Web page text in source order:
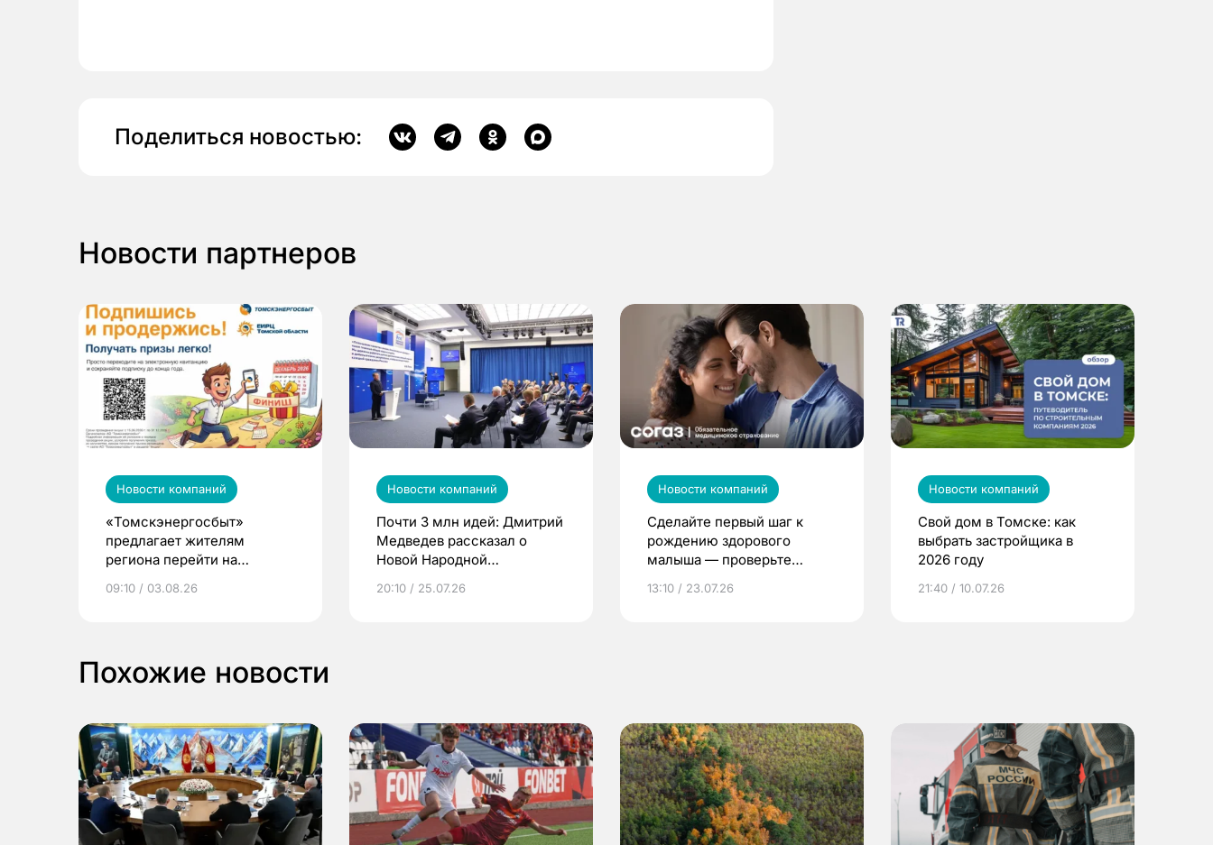
Поделиться новостью:
Новости партнеров
Новости компаний
«Томскэнергосбыт»
предлагает жителям
региона перейти на
выиграть призы
09:10 / 03.08.26
Новости компаний
Почти 3 млн идей: Дмитрий
Медведев рассказал о
Новой Народной
20:10 / 25.07.26
Новости компаний
Сделайте первый шаг к
рождению здорового
малыша — проверьте
по ОМС!
13:10 / 23.07.26
Новости компаний
Свой дом в Томске: как
выбрать застройщика в
2026 году
21:40 / 10.07.26
Похожие новости